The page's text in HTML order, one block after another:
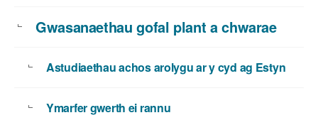
Gwasanaethau gofal plant a chwarae
Astudiaethau achos arolygu ar y cyd ag Estyn
Ymarfer gwerth ei rannu